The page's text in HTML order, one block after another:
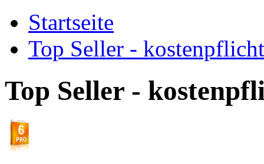
Startseite
Top Seller -
Top Seller -